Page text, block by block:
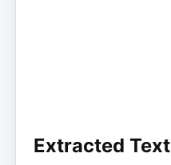
Extracted Text